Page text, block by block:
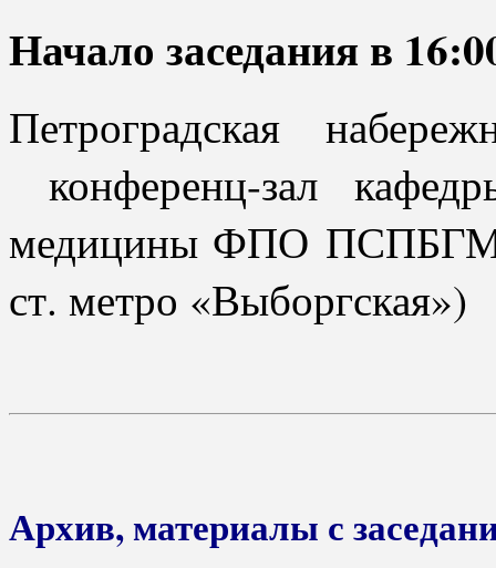
Начало заседания в
Петроградская
конференц-зал
медицины ФПО
ст. метро «Выборгская»)
Архив, материалы с